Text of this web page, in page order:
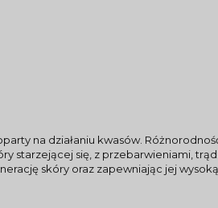
na działaniu kwasów.
starzejącej się, z przebarwieniami,
skóry oraz zapewniając jej